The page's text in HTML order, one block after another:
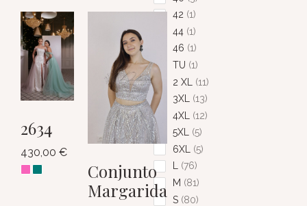
42 1
44 1
46 1
TU 1
2 XL
11
3XL
13
4XL
12
5XL 5
6XL
5
L 76
M
81
S 80
2634
430,00 €
Conjunto
Margarida